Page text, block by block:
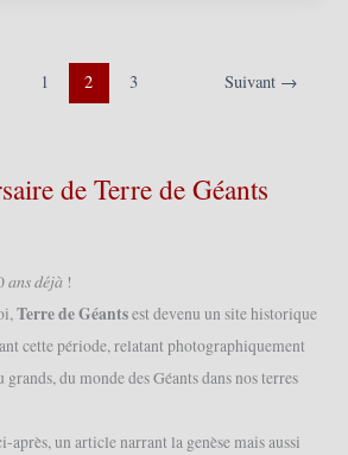
1 2 3 Suivant →
de Terre de Géants
𝑎𝑛𝑠 𝑑𝑒́𝑗𝑎̀ !
Terre de Géantsest devenu un site historique
cette période, relatant photographiquement
grands, du monde des Géants dans nos terres
un article narrant la genèse mais aussi